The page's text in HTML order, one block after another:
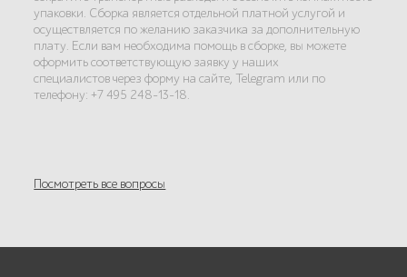
упаковки. Сборка является отдельной платной услугой и
осуществляется по желанию заказчика за дополнительную
плату. Если вам необходима помощь в сборке, вы можете
оформить соответствующую заявку у наших
специалистов через форму на сайте, Telegram или по
телефону: +7 495 248-13-18.
Посмотреть все вопросы